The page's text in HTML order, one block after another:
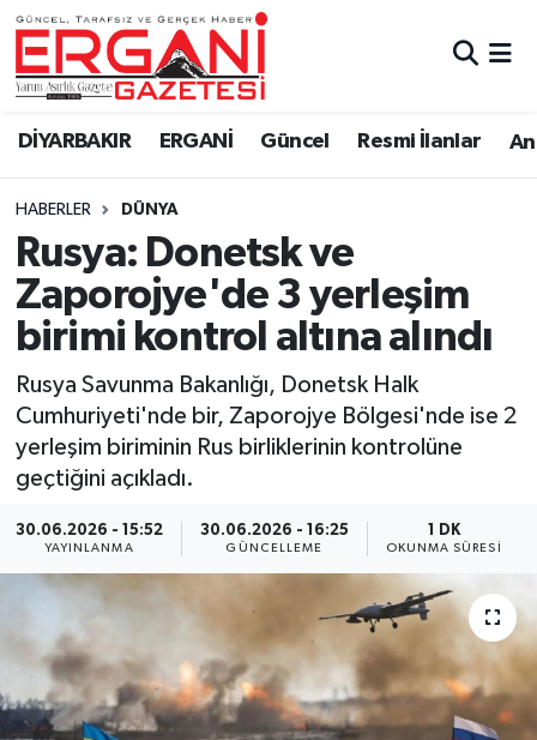
DİYARBAKIR ERGANİ Güncel Resmi İlanlar
HABERLER DÜNYA
Rusya: Donetsk ve
Zaporojye'de 3 yerleşim
birimi kontrol altına alındı
Rusya Savunma Bakanlığı, Donetsk Halk
Cumhuriyeti'nde bir, Zaporojye Bölgesi'nde ise 2
yerleşim biriminin Rus birliklerinin kontrolüne
geçtiğini açıkladı.
30.06.2026 - 15:52
YAYINLANMA
30.06.2026 - 16:25
GÜNCELLEME
1 DK
OKUNMA SÜRESI
DİYARBAKIR
BİSMİL
BAĞLAR
ERGANİ
Güncel
Eği̇ti̇m
Resmi İlanlar
Sağlık
Si̇yaset
Spor
Yaşam
Anali̇z
Bi̇li̇m & Teknoloji̇
Ergani Nöbetçi Eczaneler
Ergani Hava Durumu
Ergani Trafik Yoğunluk Haritası
Süper Lig Puan Durumu ve Fikstür
Tüm Manşetler
Son Dakika Haberleri
Haber Arşivi